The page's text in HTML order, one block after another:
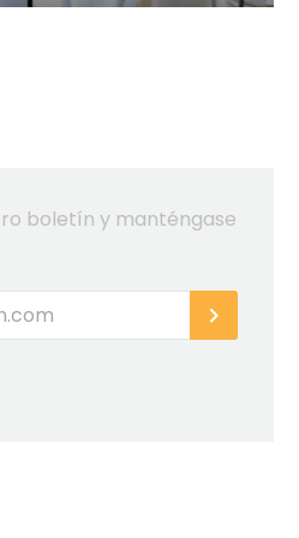
boletín y manténgase